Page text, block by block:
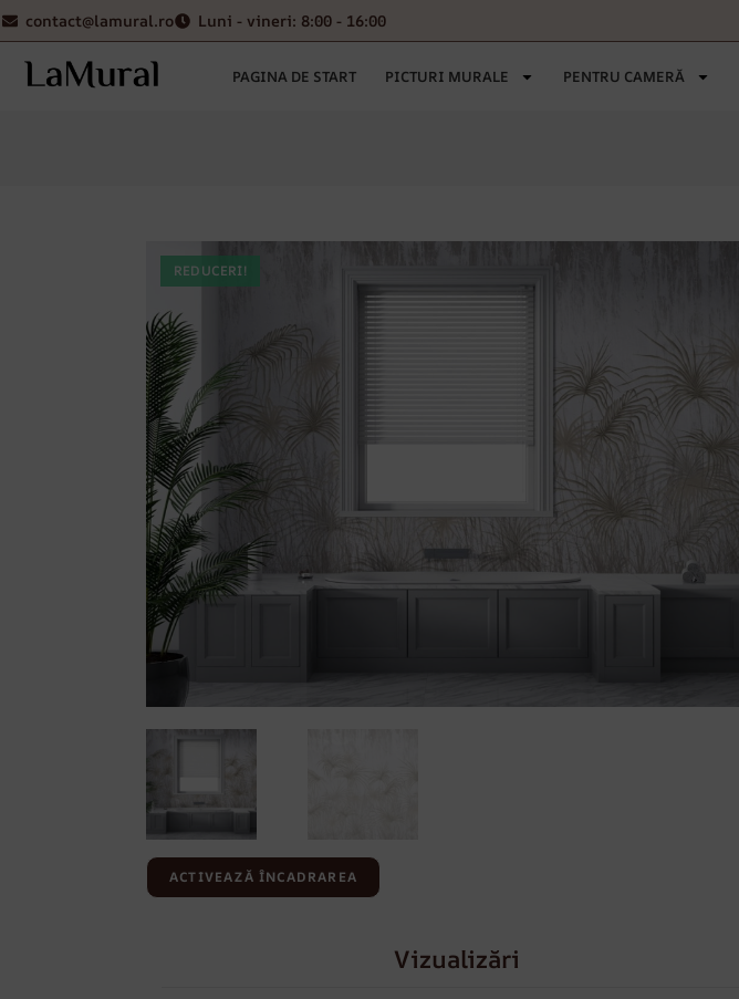
contact@lamural.ro Luni - vineri: 8:00 - 16:00
PAGINA DE START PICTURI MURALE PENTRU CAMERĂ
REDUCERI!
ACTIVEAZĂ ÎNCADRAREA
Vizualizări